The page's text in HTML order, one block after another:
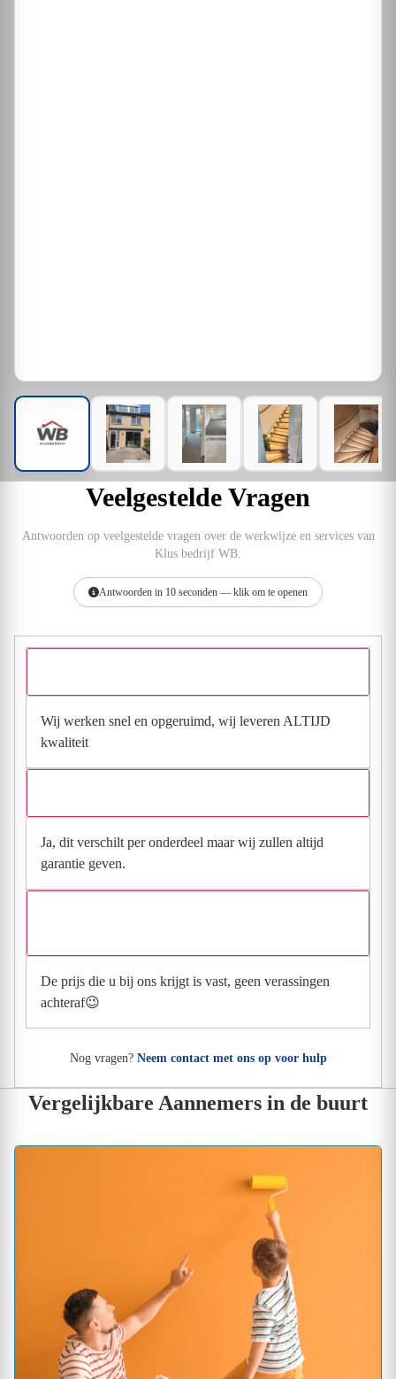
Veelgestelde Vragen
Antwoorden op veelgestelde vragen over de werkwijze en services van
Klus bedrijf WB.
Antwoorden in 10 seconden — klik om te openen
Wij werken snel en opgeruimd, wij leveren ALTIJD
kwaliteit
Ja, dit verschilt per onderdeel maar wij zullen altijd
garantie geven.
De prijs die u bij ons krijgt is vast, geen verassingen
achteraf😉
Nog vragen? Neem contact met ons op voor hulp
Vergelijkbare Aannemers in de buurt